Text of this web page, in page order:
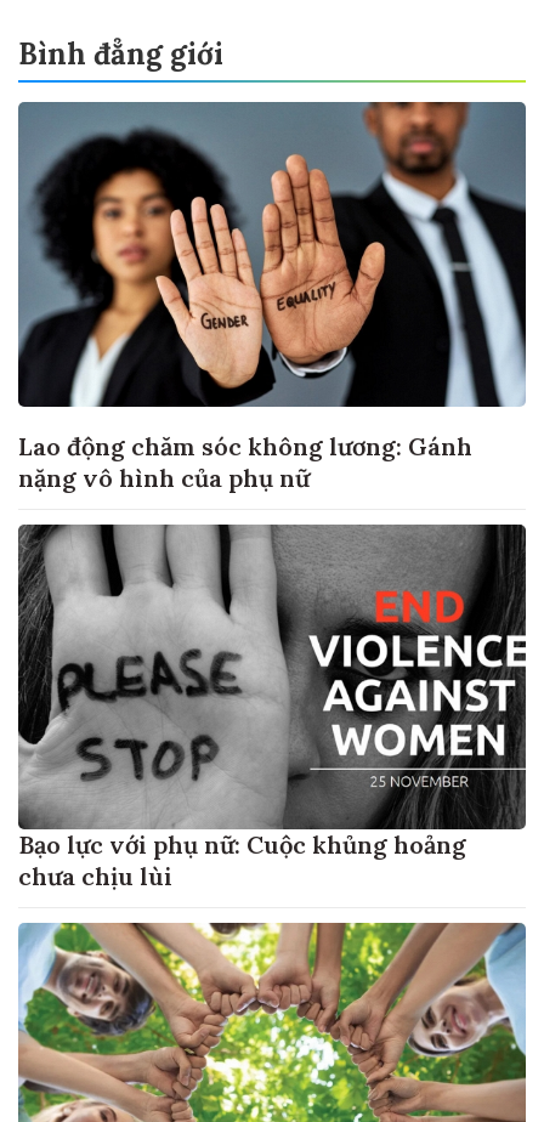
Bình đẳng giới
Lao động chăm sóc không lương: Gánh
nặng vô hình của phụ nữ
Bạo lực với phụ nữ: Cuộc khủng hoảng
chưa chịu lùi